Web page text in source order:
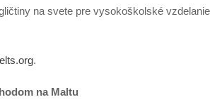
na svete pre vysokoškolské
.
na Maltu